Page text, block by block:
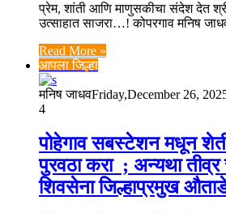
प्रेम, शांती आणि माणुसकीचा संदेश देत
उत्साहात साजरा…! कोपरगाव मनिष
Read More »
आपला जिल्हा
मनिष जाधवFriday,December 26,
4
पोहेगाव सबस्टेशन मधून
पुरवठा करा ; अन्यथा
शिवसेना जिल्हाप्रमुख औताडे